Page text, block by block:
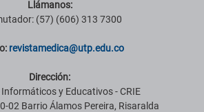
Llámanos:
(57) (606) 313 7300
revistamedica@utp.edu.co
Dirección:
y Educativos - CRIE
02 Barrio Álamos Pereira, Risaralda